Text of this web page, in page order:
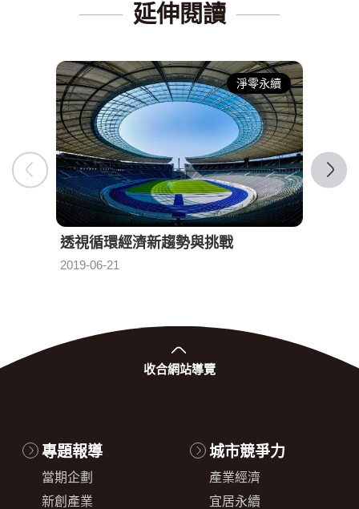
延伸閱讀
淨零永續
透視循環經濟新趨勢與挑戰
2019-06-21
發布日期：
收合網站導覽
專題報導
當期企劃
新創產業
城市競爭力
產業經濟
宜居永續